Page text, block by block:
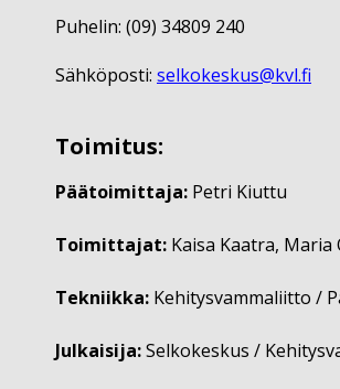
Puhelin: (09) 34809 240
Sähköposti: selkokeskus@kvl.fi
Toimitus:
Päätoimittaja: Petri Kiuttu
Toimittajat: Kaisa Kaatra, Maria
Tekniikka: Kehitysvammaliitto /
Julkaisija:Selkokeskus /